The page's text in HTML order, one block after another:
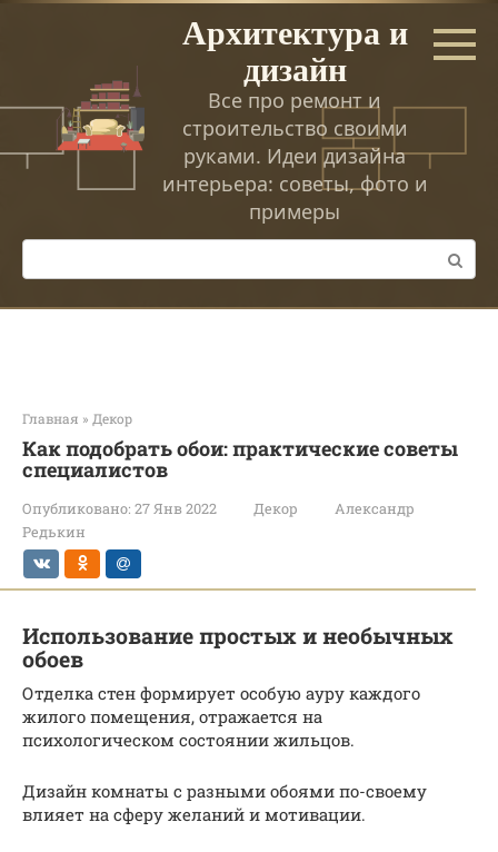
Перейти
Архитектура и
дизайн
Все про ремонт и
строительство своими
руками. Идеи дизайна
интерьера: советы, фото и
примеры
Поиск:
Главная » Декор
Как подобрать обои: практические советы
специалистов
Опубликовано: 27 Янв 2022 Декор
Александр
Редькин
Использование простых и необычных
обоев
Отделка стен формирует особую ауру каждого
жилого помещения, отражается на
психологическом состоянии жильцов.
Дизайн комнаты с разными обоями по-своему
влияет на сферу желаний и мотивации.